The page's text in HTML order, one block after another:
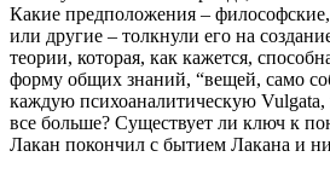
Какие предположения –
или другие – толкнули его на
теории, которая, как кажется,
форму общих знаний, “вещей, само
каждую психоаналитическую Vulgata,
все больше? Существует ли ключ к
Лакан покончил с бытием Лакана и